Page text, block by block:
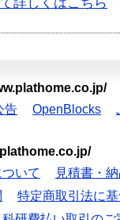
詳しくはこちら
告 OpenBlocks
いて
見積書・
特定商取引法に